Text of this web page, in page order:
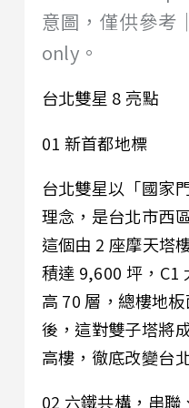
意圖，僅供參考
only。
台北雙星 8 亮點
01 新首都地標
台北雙星以「國家
理念，是台北市西
這個由 2 座摩天塔
積達 9,600 坪，C1
高 70 層，總樓地
後，這對雙子塔將
高樓，徹底改變台
02 六鐵共構，串聯